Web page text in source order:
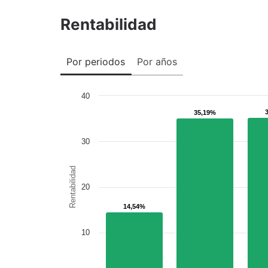
Rentabilidad
Por periodos Por años
Rentabilidad 14,54%
14,54%
35,19%
35,19%
10
20
30
40